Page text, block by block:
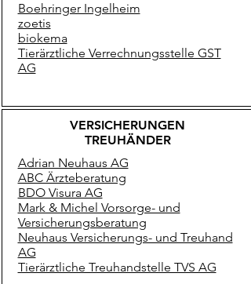
Boehringer Ingelheim
zoetis
biokema
Tierärztliche Verrechnungsstelle GST
AG
VERSICHERUNGEN
TREUHÄNDER
Adrian Neuhaus AG
ABC Ärzteberatung
BDO Visura AG
Mark & Michel Vorsorge- und
Versicherungsberatung
Neuhaus Versicherungs- und Treuhand
AG
Tierärztliche Treuhandstelle TVS AG